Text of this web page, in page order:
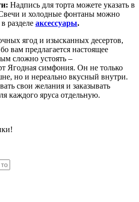
Надпись для торта можете указать в
Свечи и холодные фонтаны можно
разделе аксессуары.
ягод и изысканных десертов,
вам предлагается настоящее
сложно устоять –
Ягодная симфония. Он не только
но и нереально вкусный внутри.
свои желания и заказывать
каждого яруса отдельную.